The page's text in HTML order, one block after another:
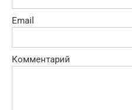
Email
Комментарий